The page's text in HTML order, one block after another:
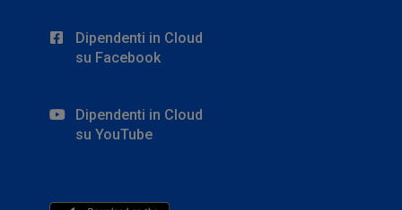
Dipendenti in Cloud
su Facebook
Dipendenti in Cloud
su YouTube